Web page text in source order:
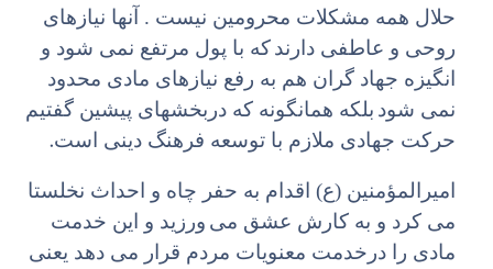
حلال همه مشکلات محرومین نیست . آنها نیازهای
روحی و عاطفی دارندکه با پول مرتفع نمی شود و
انگیزه جهاد گران هم به رفع نیازهای مادی محدود
نمی شود بلکه همانگونه که دربخشهای پیشین گفتیم
حرکت جهادی ملازم با توسعه فرهنگ دینی است.
امیرالمؤمنین (ع) اقدام به حفر چاه و احداث نخلستا
می کرد و به کارش عشق می ورزید و این خدمت
مادی را درخدمت معنویات مردم قرار می دهد یعنی